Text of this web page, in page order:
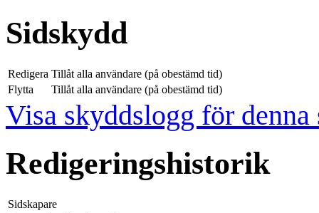
Sidskydd
Redigera Tillåt alla användare (på obestämd tid)
Flytta
Tillåt alla användare (på obestämd tid)
Visa skyddslogg för denna
Redigeringshistorik
Sidskapare